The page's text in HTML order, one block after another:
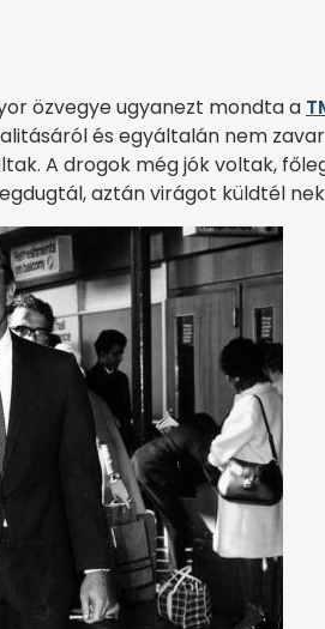
özvegye ugyanezt mondta a
és egyáltalán nem
A drogok még jók voltak,
aztán virágot küldtél